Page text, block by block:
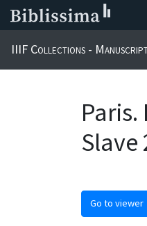
IIIF Collections -
Slave
Go to viewer